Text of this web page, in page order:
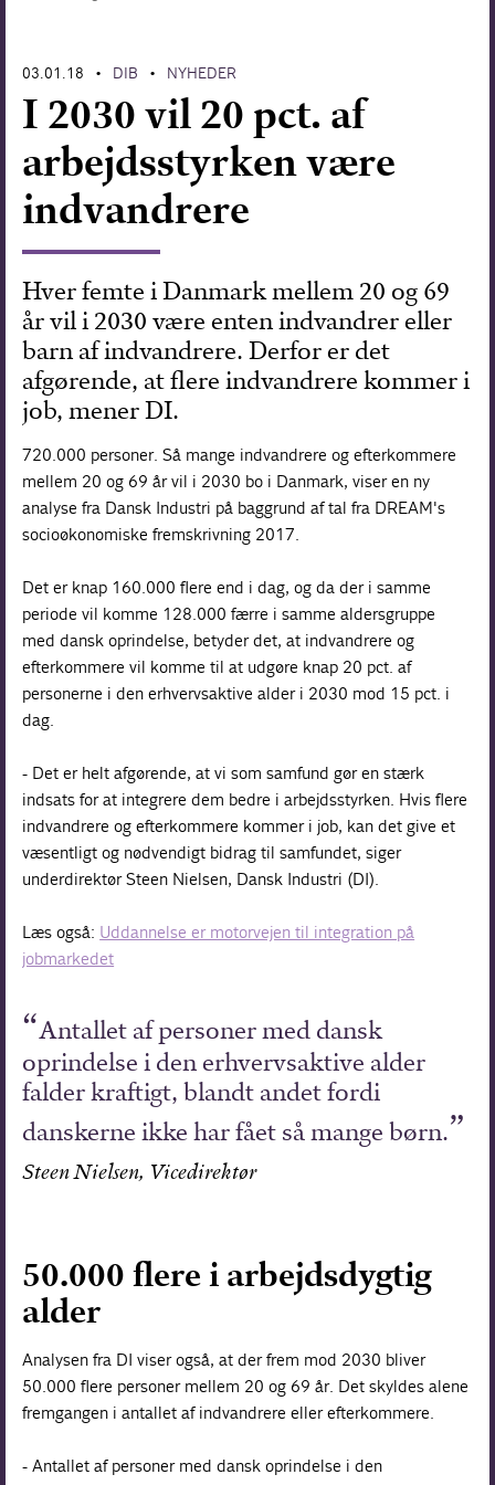
03.01.18 • DIB • NYHEDER
I 2030 vil 20 pct. af
arbejdsstyrken være
indvandrere
Hver femte i Danmark mellem 20 og 69
år vil i 2030 være enten indvandrer eller
barn af indvandrere. Derfor er det
afgørende, at flere indvandrere kommer i
job, mener DI.
720.000 personer. Så mange indvandrere og efterkommere
mellem 20 og 69 år vil i 2030 bo i Danmark, viser en ny
analyse fra Dansk Industri på baggrund af tal fra DREAM's
socioøkonomiske fremskrivning 2017.
Det er knap 160.000 flere end i dag, og da der i samme
periode vil komme 128.000 færre i samme aldersgruppe
med dansk oprindelse, betyder det, at indvandrere og
efterkommere vil komme til at udgøre knap 20 pct. af
personerne i den erhvervsaktive alder i 2030 mod 15 pct. i
dag.
- Det er helt afgørende, at vi som samfund gør en stærk
indsats for at integrere dem bedre i arbejdsstyrken. Hvis flere
indvandrere og efterkommere kommer i job, kan det give et
væsentligt og nødvendigt bidrag til samfundet, siger
underdirektør Steen Nielsen, Dansk Industri (DI).
Læs også: Uddannelse er motorvejen til integration på
jobmarkedet
Antallet af personer med dansk
oprindelse i den erhvervsaktive alder
falder kraftigt, blandt andet fordi
danskerne ikke har fået så mange børn.
Steen Nielsen, Vicedirektør
50.000 flere i arbejdsdygtig
alder
Analysen fra DI viser også, at der frem mod 2030 bliver
50.000 flere personer mellem 20 og 69 år. Det skyldes alene
fremgangen i antallet af indvandrere eller efterkommere.
- Antallet af personer med dansk oprindelse i den